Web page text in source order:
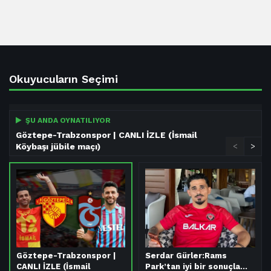
Okuyucuların Seçimi
ŞU ANDA OYNATILIYOR
Göztepe-Trabzonspor | CANLI İZLE (İsmail
Köybaşı jübile maçı)
Göztepe-Trabzonspor |
CANLI İZLE (İsmail
Serdar Gürler:Rams
Park’tan iyi bir sonuçla…
< >